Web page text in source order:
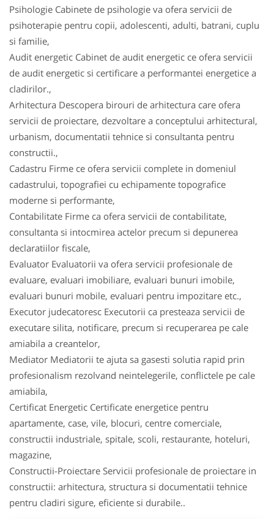
Psihologie Cabinete de psihologie va ofera servicii de
psihoterapie pentru copii, adolescenti, adulti, batrani, cuplu
si familie,
Audit energetic Cabinet de audit energetic ce ofera servicii
de audit energetic si certificare a performantei energetice a
cladirilor.,
Arhitectura Descopera birouri de arhitectura care ofera
servicii de proiectare, dezvoltare a conceptului arhitectural,
urbanism, documentatii tehnice si consultanta pentru
constructii.,
Cadastru Firme ce ofera servicii complete in domeniul
cadastrului, topografiei cu echipamente topografice
moderne si performante,
Contabilitate Firme ca ofera servicii de contabilitate,
consultanta si intocmirea actelor precum si depunerea
declaratiilor fiscale,
Evaluator Evaluatorii va ofera servicii profesionale de
evaluare, evaluari imobiliare, evaluari bunuri imobile,
evaluari bunuri mobile, evaluari pentru impozitare etc.,
Executor judecatoresc Executorii ca presteaza servicii de
executare silita, notificare, precum si recuperarea pe cale
amiabila a creantelor,
Mediator Mediatorii te ajuta sa gasesti solutia rapid prin
profesionalism rezolvand neintelegerile, conflictele pe cale
amiabila,
Certificat Energetic Certificate energetice pentru
apartamente, case, vile, blocuri, centre comerciale,
constructii industriale, spitale, scoli, restaurante, hoteluri,
magazine,
Constructii-Proiectare Servicii profesionale de proiectare in
constructii: arhitectura, structura si documentatii tehnice
pentru cladiri sigure, eficiente si durabile..